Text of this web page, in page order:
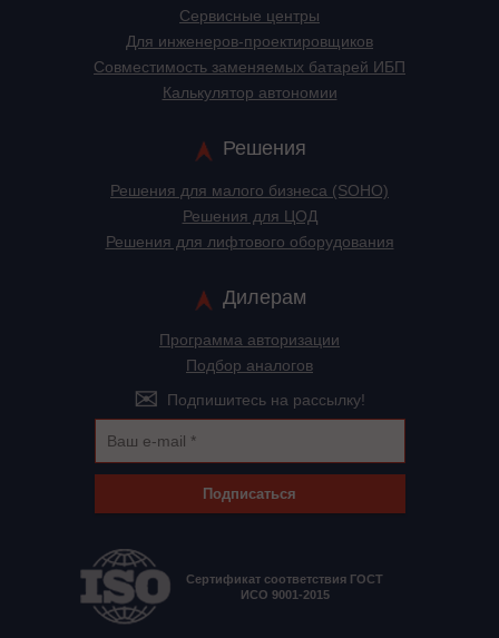
Сервисные центры
Для инженеров-проектировщиков
Cовместимость заменяемых батарей ИБП
Калькулятор автономии
Решения
Решения для малого бизнеса (SOHO)
Решения для ЦОД
Решения для лифтового оборудования
Дилерам
Программа авторизации
Подбор аналогов
Подпишитесь на рассылку!
Подписаться
Сертификат соответствия ГОСТ
ИСО 9001-2015